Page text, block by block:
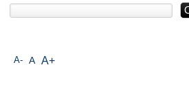
A- A A+